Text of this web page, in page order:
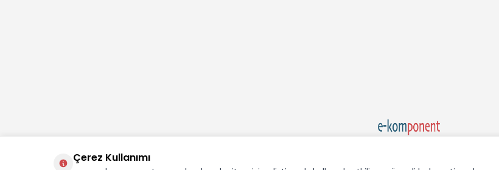
Çerez Kullanımı